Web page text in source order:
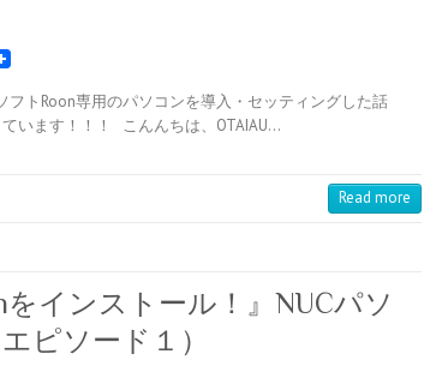
トRoon専用のパソコンを導入・セッティングした話
います！！！ こんんちは、OTAIAU…
Read more
をインストール！』NUCパソ
ピソード１）